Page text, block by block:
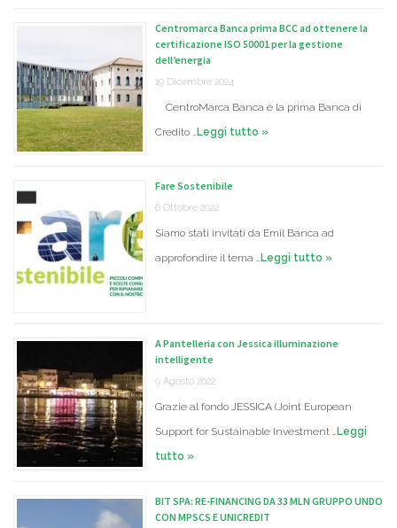
Centromarca Banca prima BCC ad ottenere la
certificazione ISO 50001 per la gestione
dell’energia
19 Dicembre 2024
CentroMarca Banca è la prima Banca di
Credito … Leggi tutto »
Fare Sostenibile
6 Ottobre 2022
Siamo stati invitati da Emil Banca ad
approfondire il tema … Leggi tutto »
A Pantelleria con Jessica illuminazione
intelligente
9 Agosto 2022
Grazie al fondo JESSICA (Joint European
Support for Sustainable Investment … Leggi
tutto »
BIT SPA: RE-FINANCING DA 33 MLN GRUPPO UNDO
CON MPSCS E UNICREDIT